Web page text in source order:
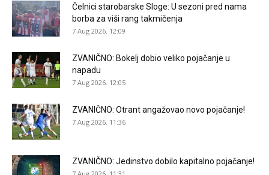
Čelnici starobarske Sloge: U sezoni pred nama
borba za viši rang takmičenja
7 Aug 2026. 12:09
ZVANIČNO: Bokelj dobio veliko pojačanje u
napadu
7 Aug 2026. 12:05
ZVANIČNO: Otrant angažovao novo pojačanje!
7 Aug 2026. 11:36
ZVANIČNO: Jedinstvo dobilo kapitalno pojačanje!